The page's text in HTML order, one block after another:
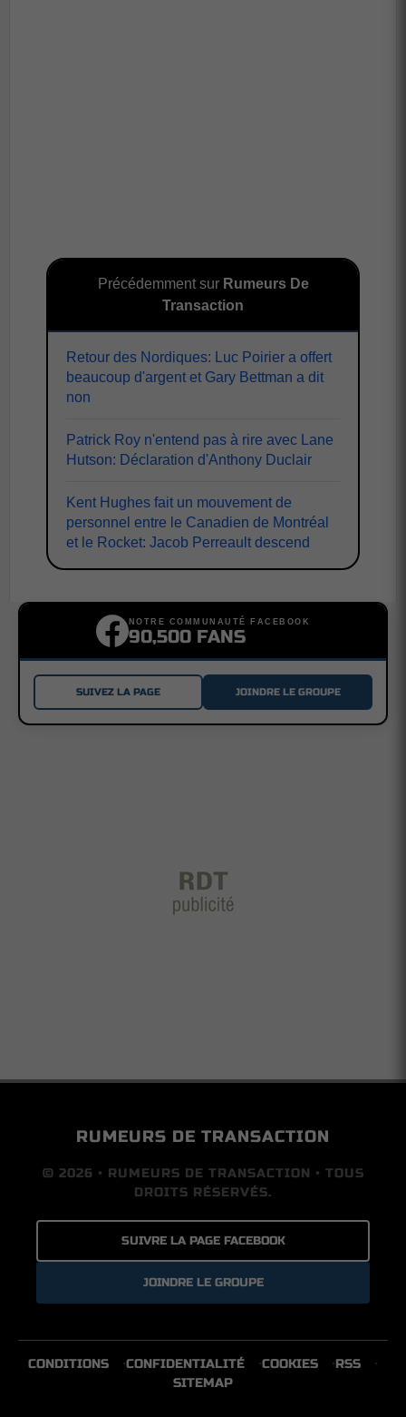
Précédemment sur Rumeurs De
Transaction
Retour des Nordiques: Luc Poirier a offert
beaucoup d'argent et Gary Bettman a dit
non
Patrick Roy n'entend pas à rire avec Lane
Hutson: Déclaration d'Anthony Duclair
Kent Hughes fait un mouvement de
personnel entre le Canadien de Montréal
et le Rocket: Jacob Perreault descend
NOTRE COMMUNAUTÉ FACEBOOK
90,500 FANS
SUIVEZ LA PAGE JOINDRE LE GROUPE
RUMEURS DE TRANSACTION
© 2026 • RUMEURS DE TRANSACTION • TOUS
DROITS RÉSERVÉS.
SUIVRE LA PAGE FACEBOOK
JOINDRE LE GROUPE
CONDITIONS CONFIDENTIALITÉ COOKIES
RSS
SITEMAP